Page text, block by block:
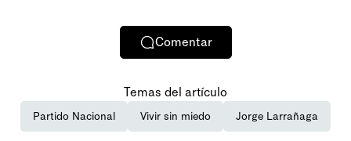
Comentar
Temas del artículo
Partido Nacional Vivir sin miedo Jorge Larrañaga